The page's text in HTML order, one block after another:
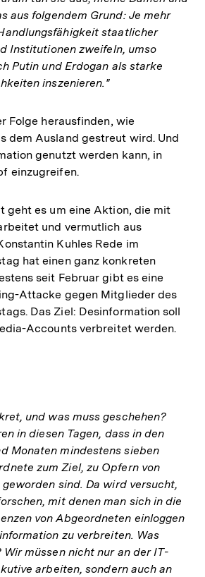
aus folgendem Grund: Je mehr
staatlicher
Institutionen zweifeln, umso
Putin und Erdogan als starke
inszenieren."
Folge herausfinden, wie
dem Ausland gestreut wird. Und
genutzt werden kann, in
einzugreifen.
geht es um eine Aktion, die mit
und vermutlich aus
Kuhles Rede im
hat einen ganz konkreten
seit Februar gibt es eine
Attacke gegen Mitglieder des
Das Ziel: Desinformation soll
Accounts verbreitet werden.
und was muss geschehen?
in diesen Tagen, dass in den
Monaten mindestens sieben
zum Ziel, zu Opfern von
sind. Da wird versucht,
mit denen man sich in die
von Abgeordneten einloggen
zu verbreiten. Was
müssen nicht nur an der IT-
arbeiten, sondern auch an